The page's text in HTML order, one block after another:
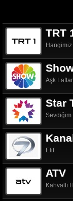
TRT
Aşk
Star
Sevdiğim
Elif
ATV
Kahvaltı